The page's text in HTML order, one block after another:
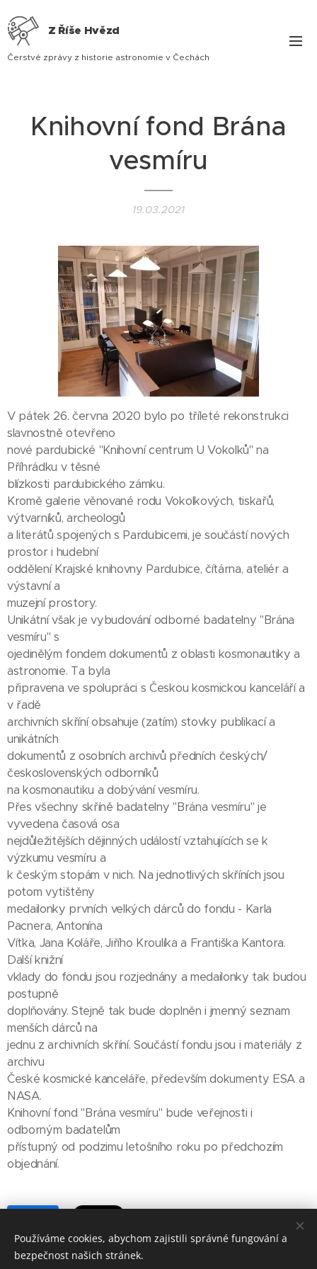
Z Říše Hvězd
Čerstvé zprávy z historie astronomie v Čechách
Knihovní fond Brána
vesmíru
19.03.2021
V pátek 26. června 2020 bylo po tříleté rekonstrukci
slavnostně otevřeno
nové pardubické "Knihovní centrum U Vokolků" na
Příhrádku v těsné
blízkosti pardubického zámku.
Kromě galerie věnované rodu Vokolkových, tiskařů,
výtvarníků, archeologů
a literátů spojených s Pardubicemi, je součástí nových
prostor i hudební
oddělení Krajské knihovny Pardubice, čítárna, ateliér a
výstavní a
muzejní prostory.
Unikátní však je vybudování odborné badatelny "Brána
vesmíru" s
ojedinělým fondem dokumentů z oblasti kosmonautiky a
astronomie. Ta byla
připravena ve spolupráci s Českou kosmickou kanceláří a
v řadě
archivních skříní obsahuje (zatím) stovky publikací a
unikátních
dokumentů z osobních archivů předních českých/
československých odborníků
na kosmonautiku a dobývání vesmíru.
Přes všechny skříně badatelny "Brána vesmíru" je
vyvedena časová osa
nejdůležitějších dějinných událostí vztahujících se k
výzkumu vesmíru a
k českým stopám v nich. Na jednotlivých skříních jsou
potom vytištěny
medailonky prvních velkých dárců do fondu - Karla
Pacnera, Antonína
Vítka, Jana Koláře, Jiřího Kroulíka a Františka Kantora.
Další knižní
vklady do fondu jsou rozjednány a medailonky tak budou
postupně
doplňovány. Stejně tak bude doplněn i jmenný seznam
menších dárců na
jednu z archivních skříní. Součástí fondu jsou i materiály z
archivu
České kosmické kanceláře, především dokumenty ESA a
NASA.
Knihovní fond "Brána vesmíru" bude veřejnosti i
odborným badatelům
přístupný od podzimu letošního roku po předchozím
objednání.
Používáme cookies, abychom zajistili správné fungování a
bezpečnost našich stránek.